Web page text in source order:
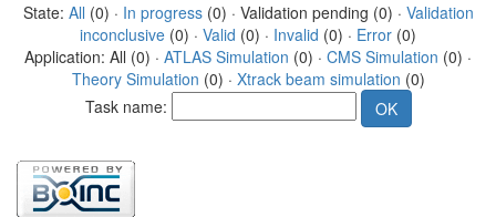
State: All (0) · In progress(0) · Validation pending (0) · Validation
inconclusive (0) · Valid (0) · Invalid (0) · Error (0)
Application: All (0) · ATLAS Simulation (0) · CMS Simulation (0) ·
Theory Simulation (0) · Xtrack beam simulation (0)
Task name: